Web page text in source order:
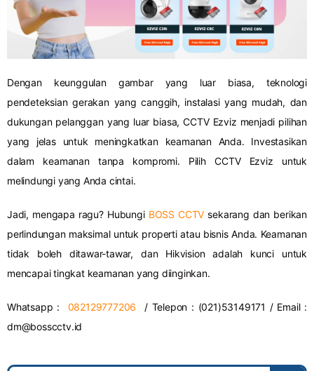
Dengan keunggulan gambar yang luar biasa, teknologi
pendeteksian gerakan yang canggih, instalasi yang mudah, dan
dukungan pelanggan yang luar biasa, CCTV Ezviz menjadi pilihan
yang jelas untuk meningkatkan keamanan Anda. Investasikan
dalam keamanan tanpa kompromi. Pilih CCTV Ezviz untuk
melindungi yang Anda cintai.
Jadi, mengapa ragu? Hubungi BOSS CCTV sekarang dan berikan
perlindungan maksimal untuk properti atau bisnis Anda. Keamanan
tidak boleh ditawar-tawar, dan Hikvision adalah kunci untuk
mencapai tingkat keamanan yang diinginkan.
Whatsapp : 082129777206 / Telepon : (021)53149171 / Email :
dm@bosscctv.id